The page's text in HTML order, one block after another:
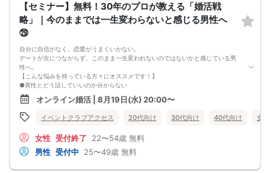
【セミナー】無料！30年のプロが教える「婚活戦
略」｜今のままでは一生変わらないと感じる男性へ
㉙
自分に自信がなく、恋愛がうまくいかない。
デートが次につながらず、このまま一生変われないのではないかと感じている男
性へ。
【こんな悩みを持っている方々にオススメです！】
●異性とどう話していいのか分からない
●婚活パーティー、合コンで上手くいかない
●デートやお見合いが２回目につながらない
●今のままでは一生変わらない気がする
●異性から断られると、自分の人格を否定されている気分になる
最短3ヶ月で彼女ができる可能性を高め、1年以内の結婚を目指すための
恋愛・婚活の具体的な方法をお伝えします。
【婚活戦略セミナーで得られるメリットは！】
オンライン婚活 | 8月19日(水) 20:00〜
イベントクラブアクセス 20代向け 30代向け 40代向け 女
女性 受付終了 22〜54歳 無料
男性 受付中 25〜49歳 無料